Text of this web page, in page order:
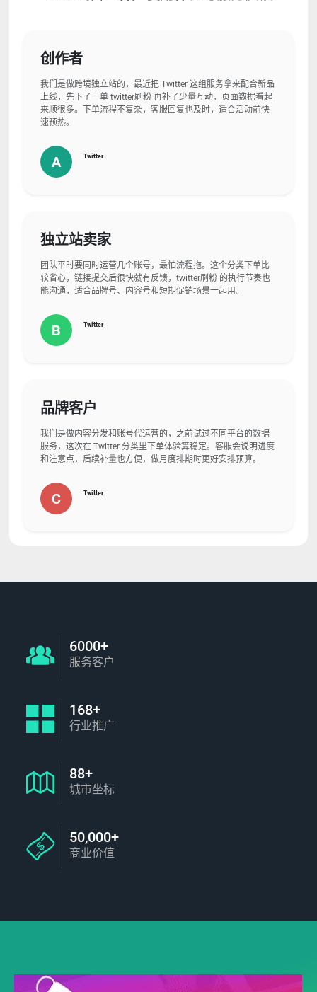
创作者
我们是做跨境独立站的，最近把 Twitter 这组服务拿来配合新品
上线，先下了一单 twitter刷粉 再补了少量互动，页面数据看起
来顺很多。下单流程不复杂，客服回复也及时，适合活动前快
速预热。
A Twitter
独立站卖家
团队平时要同时运营几个账号，最怕流程拖。这个分类下单比
较省心，链接提交后很快就有反馈，twitter刷粉 的执行节奏也
能沟通，适合品牌号、内容号和短期促销场景一起用。
B Twitter
品牌客户
我们是做内容分发和账号代运营的，之前试过不同平台的数据
服务，这次在 Twitter 分类里下单体验算稳定。客服会说明进度
和注意点，后续补量也方便，做月度排期时更好安排预算。
C Twitter
6000+
服务客户
168+
行业推广
88+
城市坐标
50,000+
商业价值